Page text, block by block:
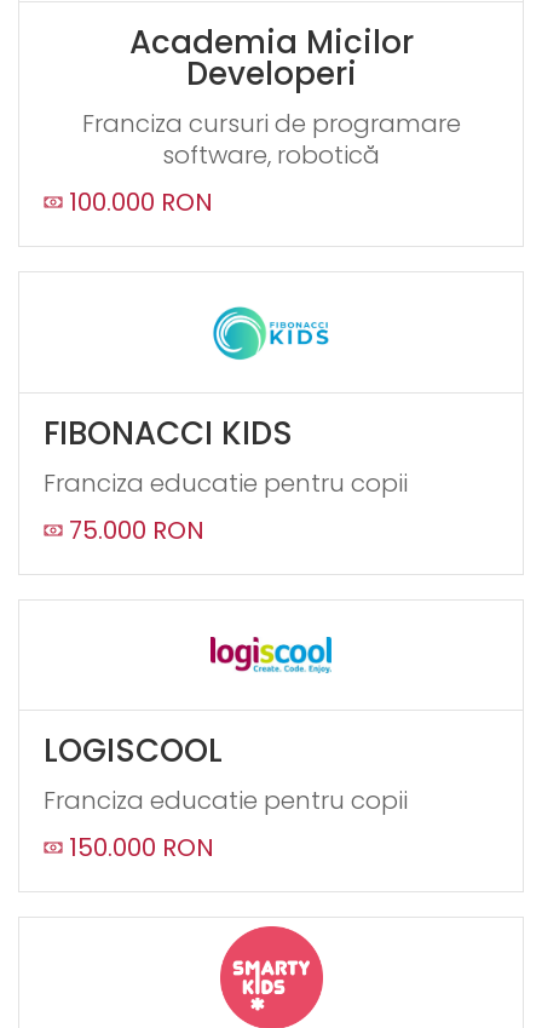
Academia Micilor
Developeri
Franciza cursuri de programare
software, robotică
100.000 RON
FIBONACCI KIDS
Franciza educatie pentru copii
75.000 RON
LOGISCOOL
Franciza educatie pentru copii
150.000 RON